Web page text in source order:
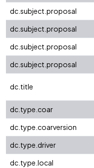
dc.subject.proposal
dc.subject.proposal
dc.subject.proposal
dc.subject.proposal
dc.title
dc.type.coar
dc.type.coarversion
dc.type.driver
dc.type.local